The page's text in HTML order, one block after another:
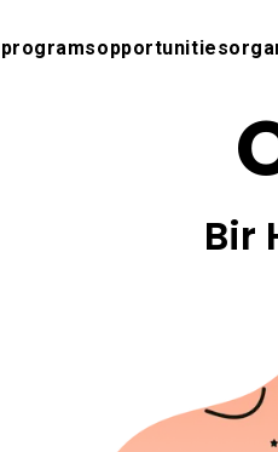
programsopportunities
Bir